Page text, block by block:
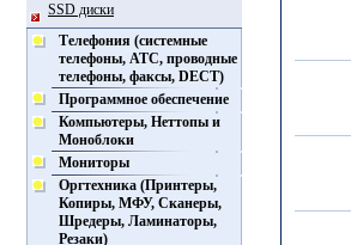
SSD диски
Телефония (системные
телефоны, АТС, проводные
телефоны, факсы, DECT)
Программное обеспечение
Компьютеры, Неттопы и
Моноблоки
Мониторы
Оргтехника (Принтеры,
Копиры, МФУ, Сканеры,
Шредеры, Ламинаторы,
Резаки)